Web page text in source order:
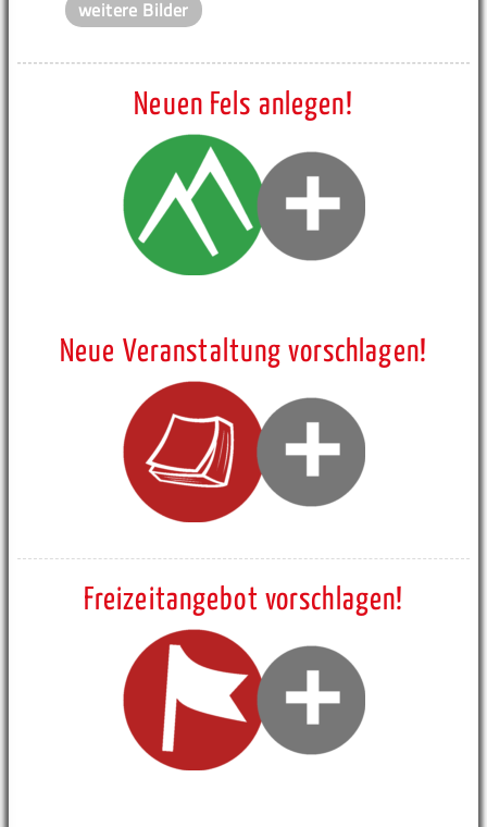
weitere Bilder
Neuen Fels anlegen!
Neue Veranstaltung vorschlagen!
Freizeitangebot vorschlagen!